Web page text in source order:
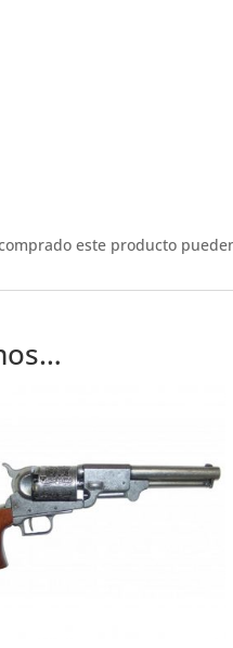
este producto